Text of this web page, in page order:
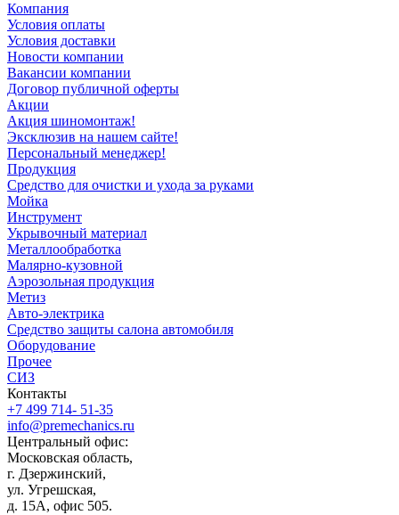
Компания
Условия оплаты
Условия доставки
Новости компании
Вакансии компании
Договор публичной оферты
Акции
Акция шиномонтаж!
Эксклюзив на нашем сайте!
Персональный менеджер!
Продукция
Средство для очистки и ухода за руками
Мойка
Инструмент
Укрывочный материал
Металлообработка
Малярно-кузовной
Аэрозольная продукция
Метиз
Авто-электрика
Средство защиты салона автомобиля
Оборудование
Прочее
СИЗ
Контакты
+7 499 714- 51-35
info@premechanics.ru
Центральный офис:
Московская область,
г. Дзержинский,
ул. Угрешская,
д. 15А, офис 505.